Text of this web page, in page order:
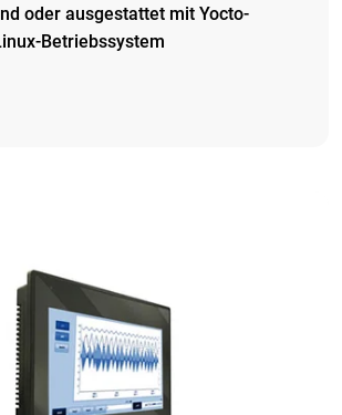
oder ausgestattet mit Yocto-
Betriebssystem